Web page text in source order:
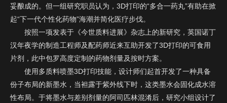
妥酿成的。但一组研究职员认为，3D打印的“多合一药丸”有助在掀
起“下一代个性化药物”海潮并简化医疗步伐。
按照一项发表于《今世质料进展》杂志上的新研究，英国诺丁
汉年夜学的制造工程师及配药师近来互助开发了3D打印的可食用
片剂，此中包罗高度定制的药物剂量及按时方案。
使用多质料喷墨3D打印技能，设计师们起首开发了一种具备
份子布局的新墨水，当袒露于紫外线下时，这类墨水会固化成水溶
性布局。于将墨水与差别剂量的阿司匹林混淆后，研究小组设计了